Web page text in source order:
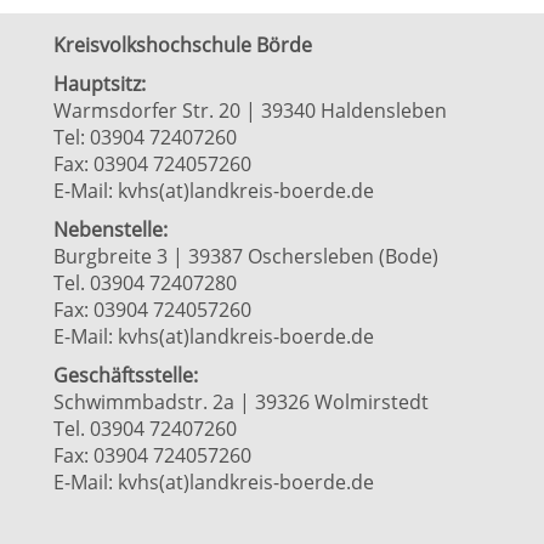
Kreisvolkshochschule Börde
Hauptsitz:
Warmsdorfer Str. 20 | 39340 Haldensleben
Tel: 03904 72407260
Fax: 03904 724057260
E-Mail: kvhs(at)landkreis-boerde.de
Nebenstelle:
Burgbreite 3 | 39387 Oschersleben (Bode)
Tel. 03904 72407280
Fax: 03904 724057260
E-Mail: kvhs(at)landkreis-boerde.de
Geschäftsstelle:
Schwimmbadstr. 2a | 39326 Wolmirstedt
Tel. 03904 72407260
Fax: 03904 724057260
E-Mail: kvhs(at)landkreis-boerde.de